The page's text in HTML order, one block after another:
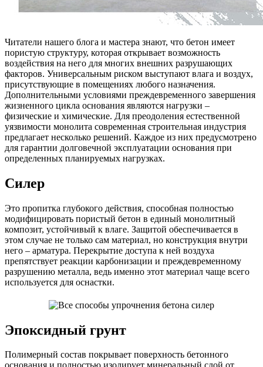
Читатели нашего блога и мастера знают, что бетон имеет
пористую структуру, которая открывает возможность
воздействия на него для многих внешних разрушающих
факторов. Универсальным риском выступают влага и воздух,
присутствующие в помещениях любого назначения.
Дополнительными условиями преждевременного завершения
жизненного цикла основания являются нагрузки –
физические и химические. Для преодоления естественной
уязвимости монолита современная строительная индустрия
предлагает несколько решений. Каждое из них предусмотрено
для гарантии долговечной эксплуатации основания при
определенных планируемых нагрузках.
Силер
Это пропитка глубокого действия, способная полностью
модифицировать пористый бетон в единый монолитный
композит, устойчивый к влаге. Защитой обеспечивается в
этом случае не только сам материал, но конструкция внутри
него – арматура. Перекрытие доступа к ней воздуха
препятствует реакции карбонизации и преждевременному
разрушению металла, ведь именно этот материал чаще всего
используется для оснастки.
Эпоксидный грунт
Полимерный состав покрывает поверхность бетонного